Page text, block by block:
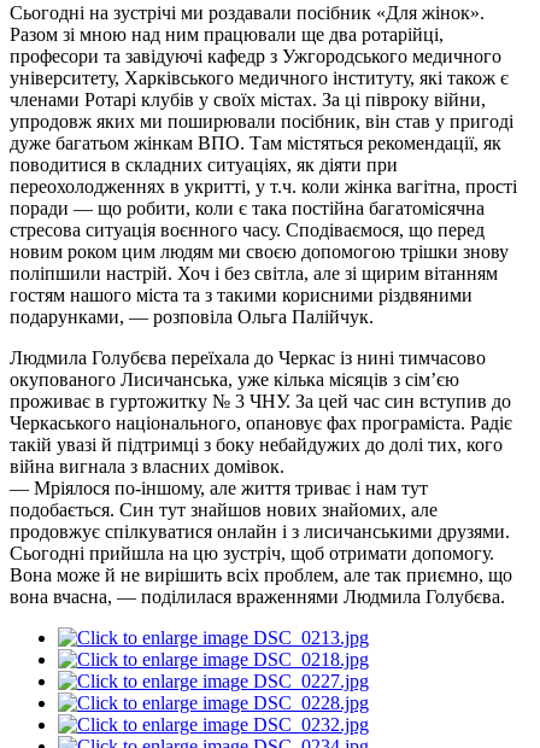
Сьогодні на зустрічі ми роздавали посібник «Для жінок».
Разом зі мною над ним працювали ще два ротарійці,
професори та завідуючі кафедр з Ужгородського медичного
університету, Харківського медичного інституту, які також є
членами Ротарі клубів у своїх містах. За ці півроку війни,
упродовж яких ми поширювали посібник, він став у пригоді
дуже багатьом жінкам ВПО. Там містяться рекомендації, як
поводитися в складних ситуаціях, як діяти при
переохолодженнях в укритті, у т.ч. коли жінка вагітна, прості
поради — що робити, коли є така постійна багатомісячна
стресова ситуація воєнного часу. Сподіваємося, що перед
новим роком цим людям ми своєю допомогою трішки знову
поліпшили настрій. Хоч і без світла, але зі щирим вітанням
гостям нашого міста та з такими корисними різдвяними
подарунками, — розповіла Ольга Палійчук.
Людмила Голубєва переїхала до Черкас із нині тимчасово
окупованого Лисичанська, уже кілька місяців з сім’єю
проживає в гуртожитку № 3 ЧНУ. За цей час син вступив до
Черкаського національного, опановує фах програміста. Радіє
такій увазі й підтримці з боку небайдужих до долі тих, кого
війна вигнала з власних домівок.
— Мріялося по-іншому, але життя триває і нам тут
подобається. Син тут знайшов нових знайомих, але
продовжує спілкуватися онлайн і з лисичанськими друзями.
Сьогодні прийшла на цю зустріч, щоб отримати допомогу.
Вона може й не вирішить всіх проблем, але так приємно, що
вона вчасна, — поділилася враженнями Людмила Голубєва.